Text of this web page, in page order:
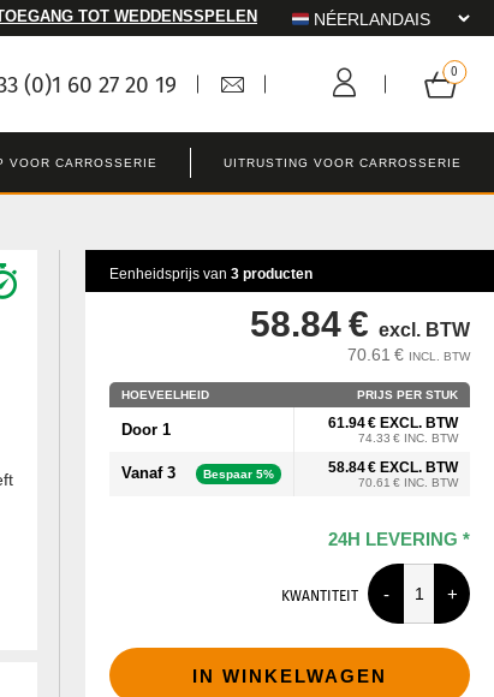
TOT WEDDENSSPELEN
(0)1 60 27 20 19
VOOR CARROSSERIE UITRUSTING VOOR CARROSSERIE
Eenheidsprijs van 3 producten
HOEVEELHEID PRIJS PER STUK
Door 1 61.94 € EXCL. BTW
74.33 € INC. BTW
Vanaf 3 Bespaar 5% 58.84 € EXCL. BTW
70.61 € INC. BTW
24H LEVERING *
58.84 € excl. BTW
70.61 € INCL. BTW
KWANTITEIT
IN WINKELWAGEN